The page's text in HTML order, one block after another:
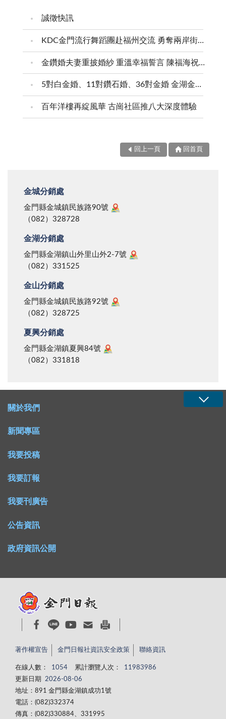
誠徵快訊
KDC金門流行舞蹈團赴福州交流 勇奪兩岸街舞賽三等獎
金鑽婚夫妻重披婚紗 重溫幸福誓言 陳福海祝福牽手半世紀 情深相守成典範
5對白金婚、11對鑽石婚、36對金婚 金湖金沙夫妻共享榮耀時刻 陳福海表揚金鑽婚夫妻 向半世紀相守家庭典範致敬
百年洋樓再綻風華 古崗社區推八大深度體驗
回上一頁 回首頁
金城分銷處
金門縣金城鎮民族路90號
（082）328728
金湖分銷處
金門縣金湖鎮山外里山外2-7號
（082）331525
金山分銷處
金門縣金城鎮民族路92號
（082）328725
夏興分銷處
金門縣金湖鎮夏興84號
（082）331818
關於我們
新聞專區
我要投稿
我要訂報
我要刊廣告
公告資訊
政府資訊公開
著作權宣告 金門日報社資訊安全政策 聯絡資訊
在線人數： 1054 累計瀏覽人次：
11983986
更新日期
2026-08-06
地址：891 金門縣金湖鎮成功1號
電話：(082)332374
傳真：(082)330884、331995